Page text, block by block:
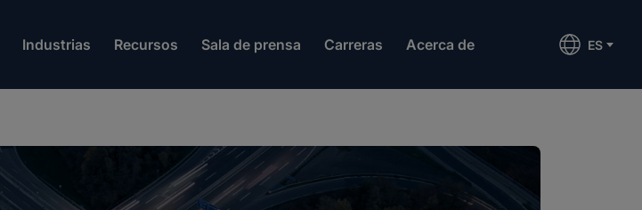
Industrias Recursos Sala de prensa Carreras Acerca de ES